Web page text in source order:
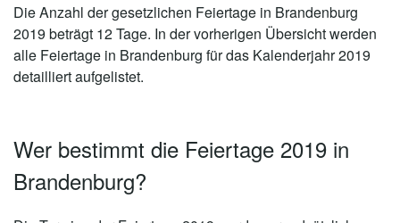
Die Anzahl der gesetzlichen Feiertage in Brandenburg
2019 beträgt 12 Tage. In der vorherigen Übersicht werden
alle Feiertage in Brandenburg für das Kalenderjahr 2019
detailliert aufgelistet.
Wer bestimmt die Feiertage 2019 in
Brandenburg?